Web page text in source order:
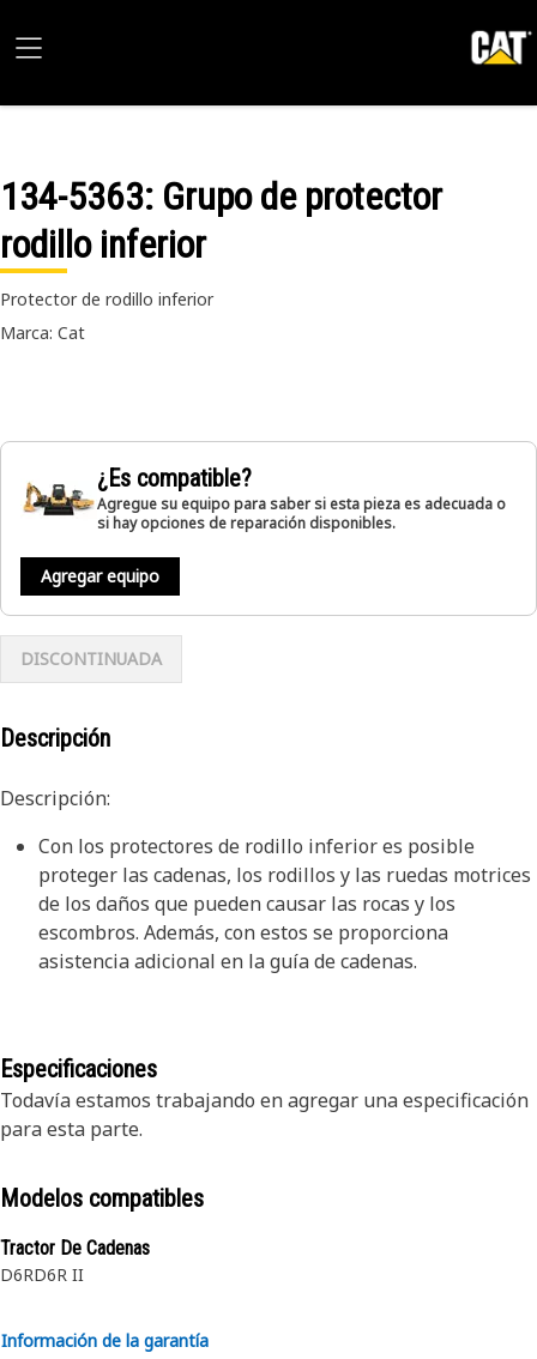
134-5363: Grupo de protector
rodillo inferior
Protector de rodillo inferior
Marca: Cat
¿Es compatible?
Agregue su equipo para saber si esta pieza es adecuada o
si hay opciones de reparación disponibles.
Agregar equipo
DISCONTINUADA
Descripción
Descripción:
Con los protectores de rodillo inferior es posible
proteger las cadenas, los rodillos y las ruedas motrices
de los daños que pueden causar las rocas y los
escombros. Además, con estos se proporciona
asistencia adicional en la guía de cadenas.
Especificaciones
Todavía estamos trabajando en agregar una especificación
para esta parte.
Modelos compatibles
Tractor De Cadenas
D6RD6R II
Información de la garantía